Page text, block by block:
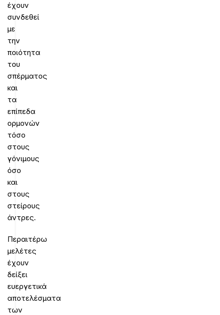
έχουν
συνδεθεί
με
την
ποιότητα
του
σπέρματος
και
τα
επίπεδα
ορμονών
τόσο
στους
γόνιμους
όσο
και
στους
στείρους
άντρες.
Περαιτέρω
μελέτες
έχουν
δείξει
ευεργετικά
αποτελέσματα
των